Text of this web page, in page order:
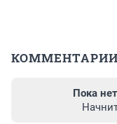
КОММЕНТАРИИ
Пока